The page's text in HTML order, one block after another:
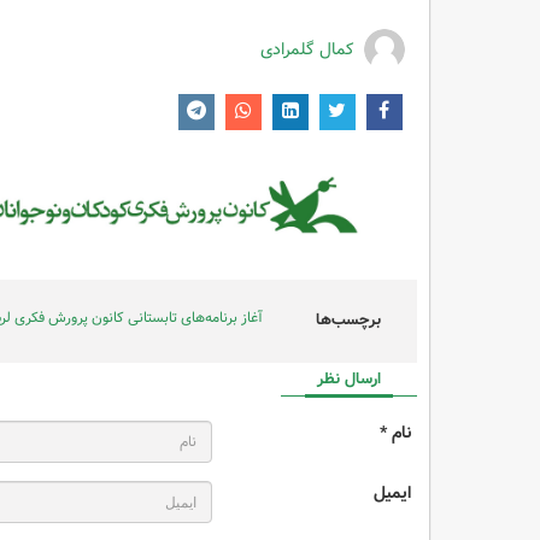
کمال گلمرادی
برچسب‌ها آغاز برنامه‌های تابستانی کانون پرورش فکری
ارسال نظر
نام *
ایمیل